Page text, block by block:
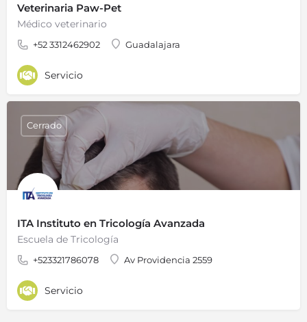
Veterinaria Paw-Pet
Médico veterinario
+52 3312462902 Guadalajara
Servicio
ITA Instituto en Tricología Avanzada
Escuela de Tricología
+523321786078 Av Providencia 2559
Cerrado
Servicio